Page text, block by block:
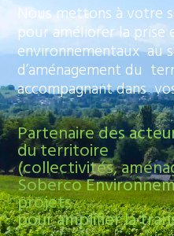
Nous mettons à votre
pour améliorer la
environnementaux au
d’aménagement du
accompagnant dans
Partenaire des
du territoire
(collectivités,
Soberco
projets
pour amplifier la